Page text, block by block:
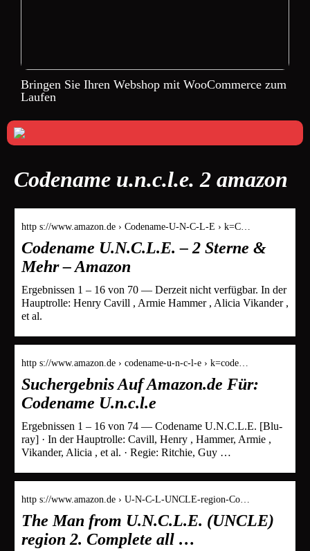
Bringen Sie Ihren Webshop mit WooCommerce zum
Laufen
Codename u.n.c.l.e. 2 amazon
http s://www.amazon.de › Codename-U-N-C-L-E › k=C…
Codename U.N.C.L.E. – 2 Sterne &
Mehr – Amazon
Ergebnissen 1 – 16 von 70 — Derzeit nicht verfügbar. In der
Hauptrolle: Henry Cavill , Armie Hammer , Alicia Vikander ,
et al.
http s://www.amazon.de › codename-u-n-c-l-e › k=code…
Suchergebnis Auf Amazon.de Für:
Codename U.n.c.l.e
Ergebnissen 1 – 16 von 74 — Codename U.N.C.L.E. [Blu-
ray] · In der Hauptrolle: Cavill, Henry , Hammer, Armie ,
Vikander, Alicia , et al. · Regie: Ritchie, Guy …
http s://www.amazon.de › U-N-C-L-UNCLE-region-Co…
The Man from U.N.C.L.E. (UNCLE)
region 2. Complete all …